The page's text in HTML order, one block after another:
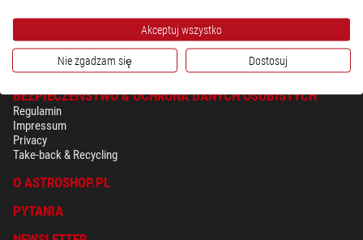
BEZPIECZEŃSTWO & OCHRONA DANYCH OSOBISTYCH
Regulamin
Impressum
Privacy
Take-back & Recycling
O ASTROSHOP.PL
PYTANIA
Akceptuj wszystko
Nie zgadzam się Dostosuj